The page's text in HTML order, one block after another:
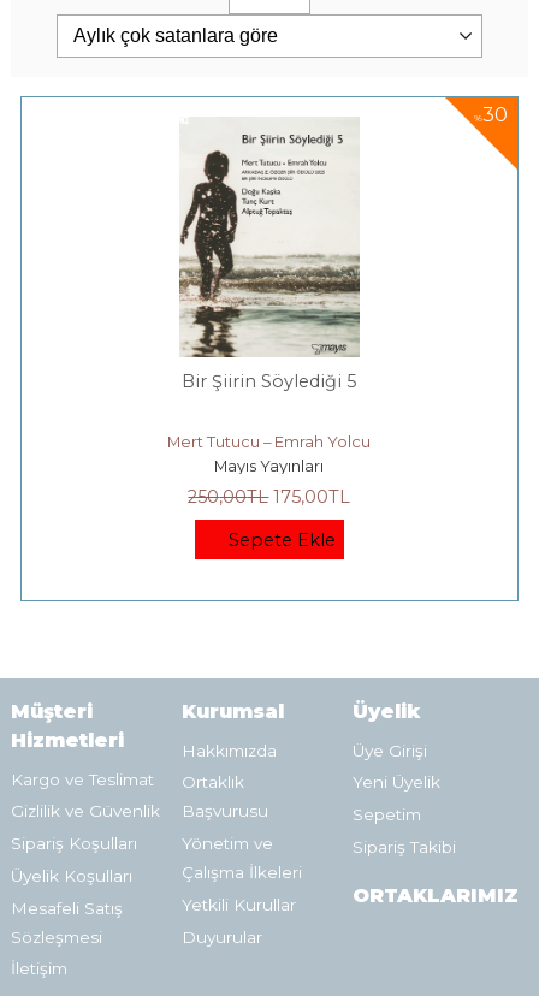
%30
Bir Şiirin Söylediği 5
Mert Tutucu – Emrah Yolcu
Mayıs Yayınları
250,00TL 175,00TL
Sepete Ekle
Müşteri
Hizmetleri
Kargo ve Teslimat
Gizlilik ve Güvenlik
Sipariş Koşulları
Üyelik Koşulları
Mesafeli Satış
Sözleşmesi
İletişim
Kurumsal
Hakkımızda
Ortaklık
Başvurusu
Yönetim ve
Çalışma İlkeleri
Yetkili Kurullar
Duyurular
Üyelik
Üye Girişi
Yeni Üyelik
Sepetim
Sipariş Takibi
ORTAKLARIMIZ